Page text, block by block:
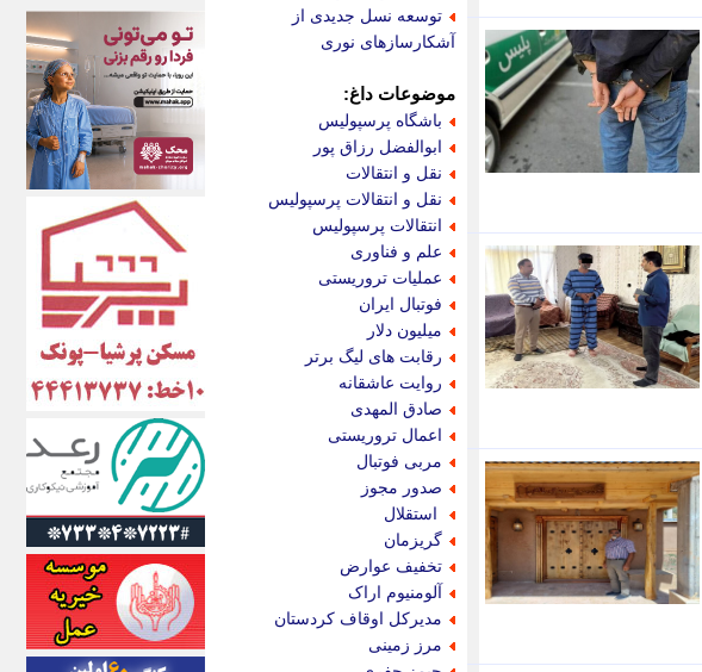
توسعه نسل جدیدی از
آشکارسازهای نوری
موضوعات داغ:
باشگاه پرسپولیس
ابوالفضل رزاق پور
نقل و انتقالات
نقل و انتقالات پرسپولیس
انتقالات پرسپولیس
علم و فناوری
عملیات تروریستی
فوتبال ایران
میلیون دلار
رقابت های لیگ برتر
روایت عاشقانه
صادق المهدی
اعمال تروریستی
مربی فوتبال
صدور مجوز
استقلال
گریزمان
تخفیف عوارض
آلومنیوم اراک
مدیرکل اوقاف کردستان
مرز زمینی
اکوفارس
اکونگار
اکونیوز
الف
انتشار آنلاین
اندیشه قرن
اندیشه معاصر
اندیشه ها
انرژی پرس
ای استخدام
ایتنا
ایراف
ایران آرت
ایران آنلاین
ایران زندگی
ایران فوری
ایرانی روز
ایرانیتال
ایرنا
ایسکانیوز
ایسنا
ایکنا
ایلنا
اینتیتر
ایونا نیوز